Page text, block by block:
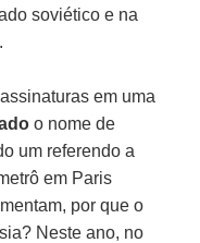
soviético e na
em uma
o nome de
um referendo a
em Paris
por que o
Neste ano, no